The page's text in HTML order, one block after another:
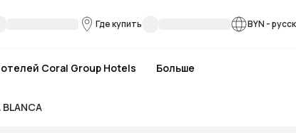
Где купить BYN -
Coral Group Hotels Больше
BLANCA